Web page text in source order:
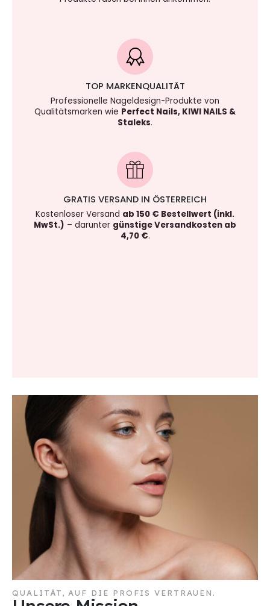
TOP MARKENQUALITÄT
Professionelle Nageldesign-Produkte von
Qualitätsmarken wie Perfect Nails, KIWI NAILS &
Staleks.
GRATIS VERSAND IN ÖSTERREICH
Kostenloser Versand ab 150 € Bestellwert (inkl.
MwSt.) – darunter günstige Versandkosten ab
4,70 €.
QUALITÄT, AUF DIE PROFIS VERTRAUEN.